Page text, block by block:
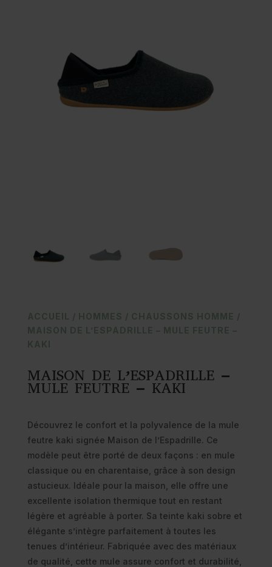
ACCUEIL / HOMMES / CHAUSSONS HOMME /
MAISON DE L’ESPADRILLE – MULE FEUTRE –
KAKI
MAISON DE L’ESPADRILLE –
MULE FEUTRE – KAKI
Découvrez le confort et la polyvalence de la mule
feutre kaki signée Maison de l’Espadrille. Ce
modèle peut être porté de deux façons : en mule
classique ou en charentaise, grâce à son design
astucieux. Idéale pour la maison, elle offre une
excellente isolation thermique tout en restant
légère et agréable à porter. Sa teinte kaki sobre et
élégante s’intègre parfaitement à toutes les
tenues d’intérieur. Fabriquée avec des matériaux
de qualité, cette mule assure confort et durabilité,